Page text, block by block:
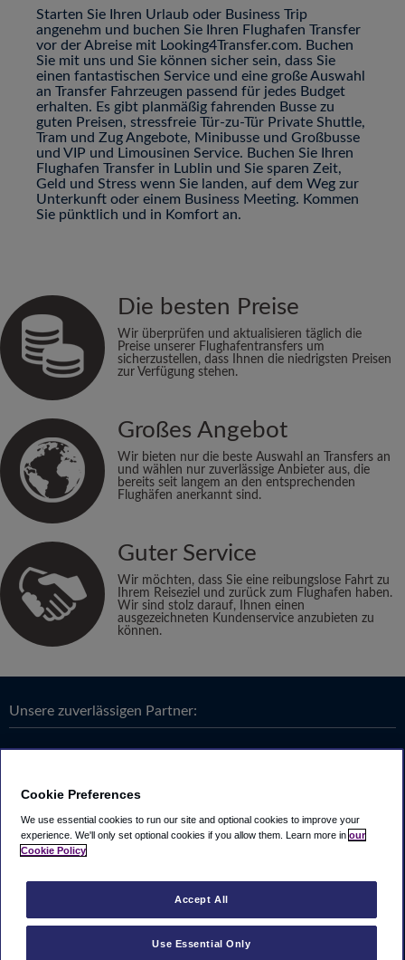
Starten Sie Ihren Urlaub oder Business Trip
angenehm und buchen Sie Ihren Flughafen Transfer
vor der Abreise mit Looking4Transfer.com. Buchen
Sie mit uns und Sie können sicher sein, dass Sie
einen fantastischen Service und eine große Auswahl
an Transfer Fahrzeugen passend für jedes Budget
erhalten. Es gibt planmäßig fahrenden Busse zu
guten Preisen, stressfreie Tür-zu-Tür Private Shuttle,
Tram und Zug Angebote, Minibusse und Großbusse
und VIP und Limousinen Service. Buchen Sie Ihren
Flughafen Transfer in Lublin und Sie sparen Zeit,
Geld und Stress wenn Sie landen, auf dem Weg zur
Unterkunft oder einem Business Meeting. Kommen
Sie pünktlich und in Komfort an.
Die besten Preise
Wir überprüfen und aktualisieren täglich die
Preise unserer Flughafentransfers um
sicherzustellen, dass Ihnen die niedrigsten Preisen
zur Verfügung stehen.
Großes Angebot
Wir bieten nur die beste Auswahl an Transfers an
und wählen nur zuverlässige Anbieter aus, die
bereits seit langem an den entsprechenden
Flughäfen anerkannt sind.
Guter Service
Wir möchten, dass Sie eine reibungslose Fahrt zu
Ihrem Reiseziel und zurück zum Flughafen haben.
Wir sind stolz darauf, Ihnen einen
ausgezeichneten Kundenservice anzubieten zu
können.
Unsere zuverlässigen Partner:
Cookie Preferences
We use essential cookies to run our site and optional cookies to improve your
experience. We'll only set optional cookies if you allow them. Learn more in our
Cookie Policy
Use Essential Only
Accept All